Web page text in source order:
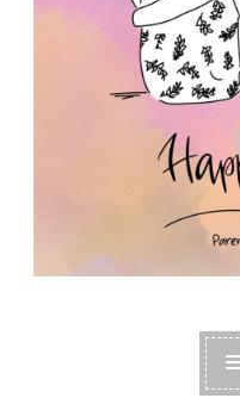
Parentalité de